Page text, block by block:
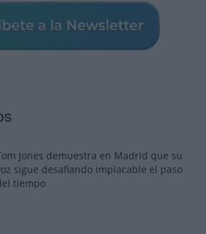
Jones demuestra en Madrid que su
sigue desafiando implacable el paso
tiempo